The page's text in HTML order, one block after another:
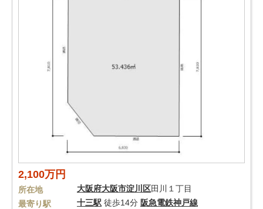
2,100万円
所在地 大阪府大阪市淀川区田川１丁目
最寄り駅
十三駅 徒歩14分 阪急電鉄神戸線